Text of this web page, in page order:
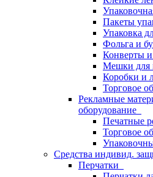
Пакеты
Упаковка
Фольга и
Конверты
Мешки для
Коробки и
Торговое
Рекламные
оборудование
Печатные
Торговое
Средства индивид.
Перчатки